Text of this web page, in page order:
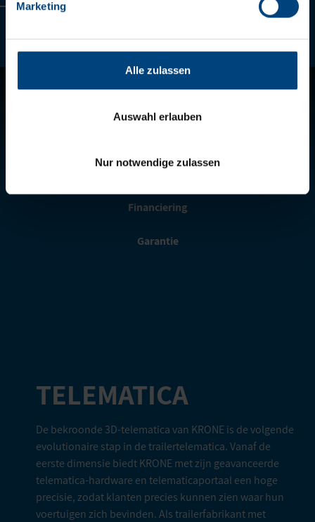
Marketing
Alle zulassen
Auswahl erlauben
Nur notwendige zulassen
2/13
Fair Care
Financiering
Garantie
TELEMATICA
De bekroonde 3D-telematica van KRONE is de volgende
evolutionaire stap in de trailertelematica. Vanaf de
eerste dimensie biedt KRONE met zijn geavanceerde
telematica-hardware en telematicaportaal een hoge
precisie, zodat klanten precies kunnen zien waar hun
voertuigen zich bevinden. Als trailerfabrikant met